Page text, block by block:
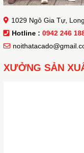
1029 Ngô Gia Tự,
Hotline : 0942 246
XƯỞNG SẢN